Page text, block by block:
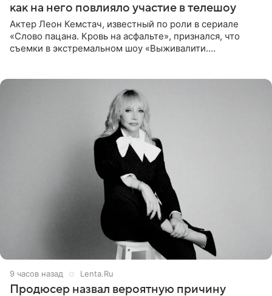
как на него повлияло участие в телешоу
Актер Леон Кемстач, известный по роли в сериале
«Слово пацана. Кровь на асфальте», признался, что
съемки в экстремальном шоу «Выживалити.
9 часов назад Lenta.Ru
Продюсер назвал вероятную причину